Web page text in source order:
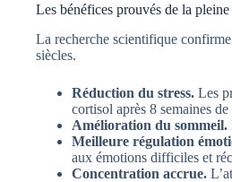
Les bénéfices prouvés de la
La recherche scientifique
siècles.
Réduction du stress. Les
cortisol après 8 semaines
Amélioration du sommeil.
Meilleure régulation
aux émotions difficiles et
Concentration accrue.